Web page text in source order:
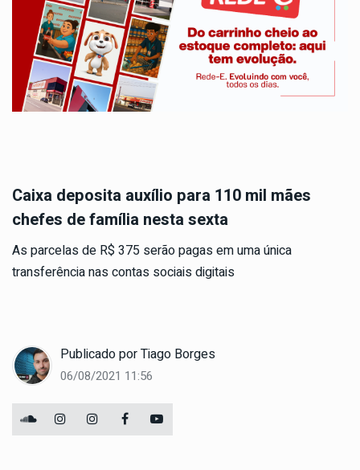
Caixa deposita auxílio para 110 mil mães
chefes de família nesta sexta
As parcelas de R$ 375 serão pagas em uma única
transferência nas contas sociais digitais
Publicado porTiago Borges
06/08/2021 11:56